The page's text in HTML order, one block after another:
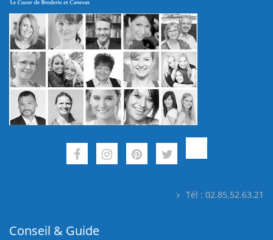
Tél : 02.85.52.63.21
Conseil & Guide